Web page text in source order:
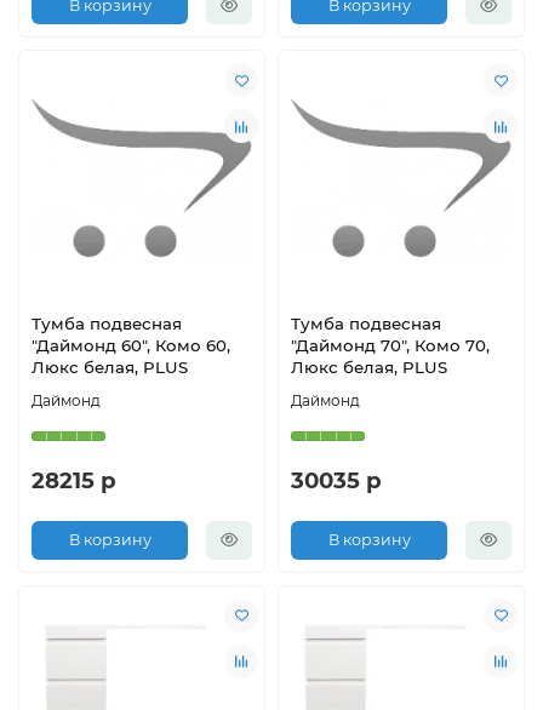
В корзину В корзину
Тумба подвесная
"Даймонд 60", Комо 60,
Люкс белая, PLUS
Даймонд
28215 р
В корзину
Тумба подвесная
"Даймонд 70", Комо 70,
Люкс белая, PLUS
Даймонд
30035 р
В корзину